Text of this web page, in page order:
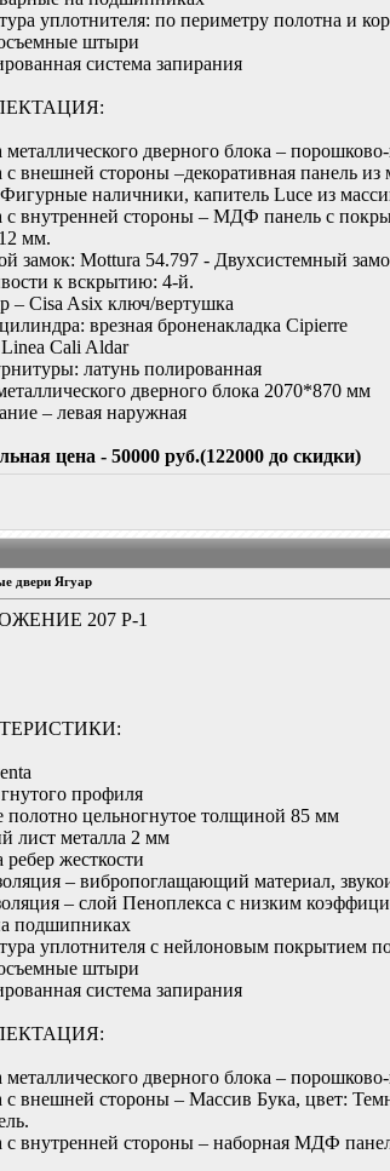
уплотнителя: по периметру полотна и
штыри
система запирания
металлического дверного блока –
с внешней стороны –декоративная панель
наличники, капитель Luce из
с внутренней стороны – МДФ панель с
мм.
замок: Mottura 54.797 - Двухсистемный
к вскрытию: 4-й.
– Cisa Asix ключ/вертушка
врезная броненакладка Cipierre
Cali Aldar
латунь полированная
дверного блока 2070*870 мм
– левая наружная
цена - 50000 руб.(122000 до скидки)
двери Ягуар
207 Р-1
профиля
полотно цельногнутое толщиной 85 мм
лист металла 2 мм
ребер жесткости
– вибропоглащающий материал,
– слой Пеноплекса с низким
подшипниках
уплотнителя с нейлоновым покрытием
штыри
система запирания
металлического дверного блока –
с внешней стороны – Массив Бука, цвет:
с внутренней стороны – наборная МДФ